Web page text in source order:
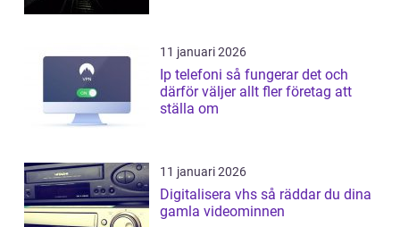
11 januari 2026
Ip telefoni så fungerar det och
därför väljer allt fler företag att
ställa om
11 januari 2026
Digitalisera vhs så räddar du dina
gamla videominnen